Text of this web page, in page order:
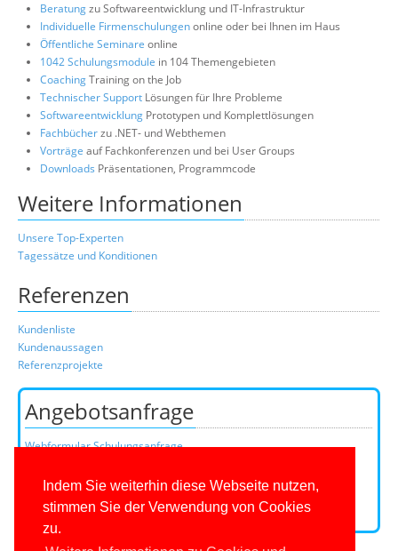
Indem Sie weiterhin diese Webseite nutzen,
stimmen Sie der Verwendung von Cookies
zu.
Beratungzu Softwareentwicklung und IT-Infrastruktur
Individuelle Firmenschulungenonline oder bei Ihnen im Haus
Öffentliche Seminare online
1042 Schulungsmodule in 104 Themengebieten
CoachingTraining on the Job
Technischer Support Lösungen für Ihre Probleme
Softwareentwicklung Prototypen und Komplettlösungen
Fachbücherzu .NET- und Webthemen
Vorträge auf Fachkonferenzen und bei User Groups
Downloads Präsentationen, Programmcode
Weitere Informationen
Unsere Top-Experten
Tagessätze und Konditionen
Referenzen
Kundenliste
Kundenaussagen
Referenzprojekte
Angebotsanfrage
Webformular Schulungsanfrage
oder über unser Kundenteam:
Telefon
0201/649590-0
(Mo-Fr 9-16 Uhr)
E-Mail: